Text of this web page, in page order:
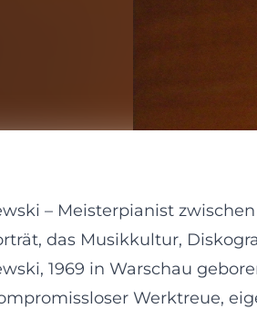
– Meisterpianist
das Musikkultur,
1969 in Warschau
Werktreue,